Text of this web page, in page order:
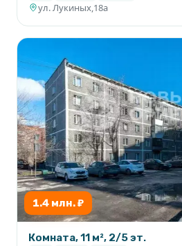
ул. Лукиных,18а
1.4 млн. ₽
Комната, 11 м², 2/5 эт.